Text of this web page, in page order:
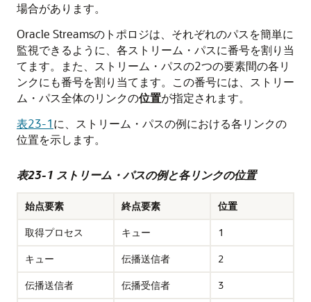
場合があります。
Oracle Streamsのトポロジは、それぞれのパスを簡単に
監視できるように、各ストリーム・パスに番号を割り当
てます。また、ストリーム・パスの2つの要素間の各リ
ンクにも番号を割り当てます。この番号には、ストリー
ム・パス全体のリンクの位置が指定されます。
表23-1に、ストリーム・パスの例における各リンクの
位置を示します。
表23-1 ストリーム・パスの例と各リンクの位置
始点要素 終点要素
位置
取得プロセス
キュー
1
キュー
伝播送信者
2
伝播送信者
伝播受信者
3